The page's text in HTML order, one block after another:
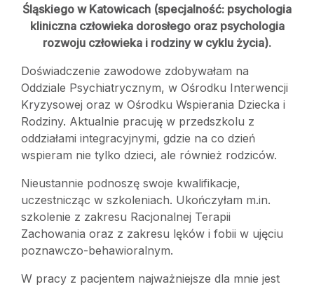
Śląskiego w Katowicach (specjalność: psychologia
kliniczna człowieka dorosłego oraz psychologia
rozwoju człowieka i rodziny w cyklu życia).
Doświadczenie zawodowe zdobywałam na
Oddziale Psychiatrycznym, w Ośrodku Interwencji
Kryzysowej oraz w Ośrodku Wspierania Dziecka i
Rodziny. Aktualnie pracuję w przedszkolu z
oddziałami integracyjnymi, gdzie na co dzień
wspieram nie tylko dzieci, ale również rodziców.
Nieustannie podnoszę swoje kwalifikacje,
uczestnicząc w szkoleniach. Ukończyłam m.in.
szkolenie z zakresu Racjonalnej Terapii
Zachowania oraz z zakresu lęków i fobii w ujęciu
poznawczo-behawioralnym.
W pracy z pacjentem najważniejsze dla mnie jest